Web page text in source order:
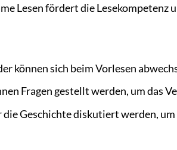
Lesen fördert die Lesekompetenz
können sich beim Vorlesen
Fragen gestellt werden, um das
die Geschichte diskutiert werden,